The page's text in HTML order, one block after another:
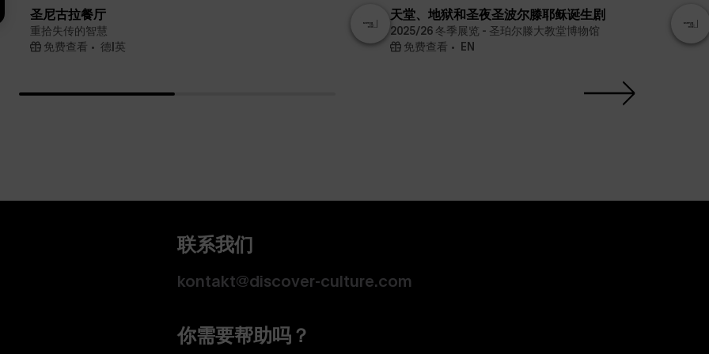
圣尼古拉餐厅
重拾失传的智慧
免费查看
德|英
天堂、地狱和圣夜圣波尔滕耶稣诞生剧
2025/26 冬季展览 - 圣珀尔滕大教堂博物馆
免费查看
EN
联系我们
kontakt@discover-culture.com
你需要帮助吗？